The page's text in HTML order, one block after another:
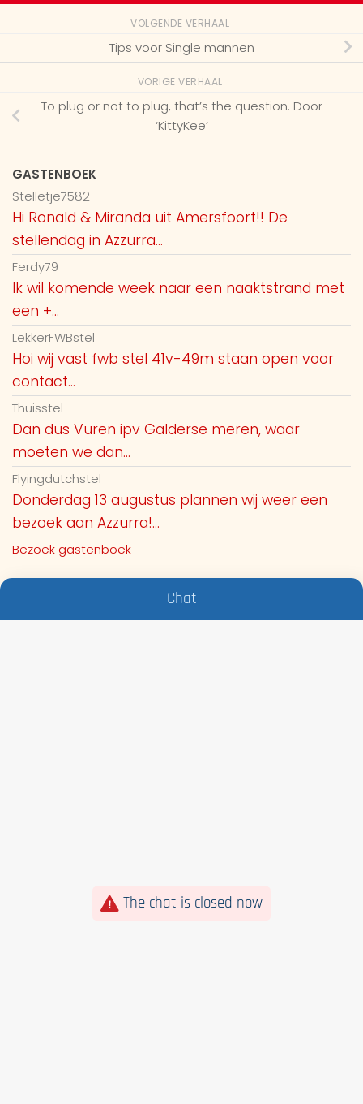
VOLGENDE VERHAAL
Tips voor Single mannen
VORIGE VERHAAL
To plug or not to plug, that’s the question. Door
‘KittyKee’
GASTENBOEK
Stelletje7582
Hi Ronald & Miranda uit Amersfoort!! De
stellendag in Azzurra...
Ferdy79
Ik wil komende week naar een naaktstrand met
een +...
LekkerFWBstel
Hoi wij vast fwb stel 41v-49m staan open voor
contact...
Thuisstel
Dan dus Vuren ipv Galderse meren, waar
moeten we dan...
Flyingdutchstel
Donderdag 13 augustus plannen wij weer een
bezoek aan Azzurra!...
Bezoek gastenboek
Chat
The chat is closed now